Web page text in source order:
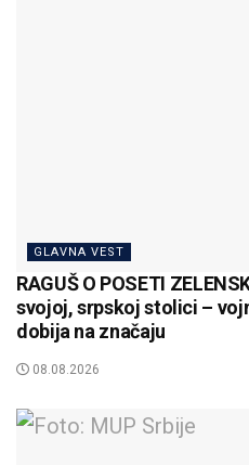
GLAVNA VEST
RAGUŠ O POSETI
svojoj, srpskoj stolici –
dobija na značaju
08.08.2026